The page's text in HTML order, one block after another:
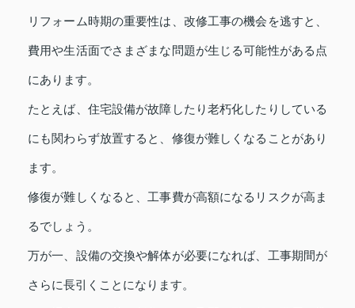
リフォーム時期の重要性は、改修工事の機会を逃すと、
費用や生活面でさまざまな問題が生じる可能性がある点
にあります。
たとえば、住宅設備が故障したり老朽化したりしている
にも関わらず放置すると、修復が難しくなることがあり
ます。
修復が難しくなると、工事費が高額になるリスクが高ま
るでしょう。
万が一、設備の交換や解体が必要になれば、工事期間が
さらに長引くことになります。